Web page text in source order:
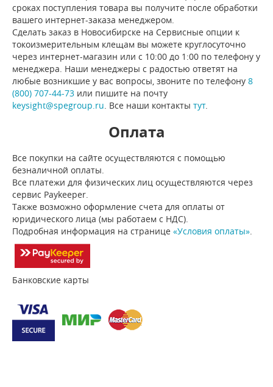
сроках поступления товара вы получите после обработки
вашего интернет-заказа менеджером.
Сделать заказ в Новосибирске на Сервисные опции к
токоизмерительным клещам вы можете круглосуточно
через интернет-магазин или с 10:00 до 1:00 по телефону у
менеджера. Наши менеджеры с радостью ответят на
любые возникшие у вас вопросы, звоните по телефону 8
(800) 707-44-73 или пишите на почту
keysight@spegroup.ru. Все наши контакты тут.
Оплата
Все покупки на сайте осуществляются с помощью
безналичной оплаты.
Все платежи для физических лиц осуществляются через
сервис Paykeeper.
Также возможно оформление счета для оплаты от
юридического лица (мы работаем с НДС).
Подробная информация на странице «Условия оплаты».
Банковские карты